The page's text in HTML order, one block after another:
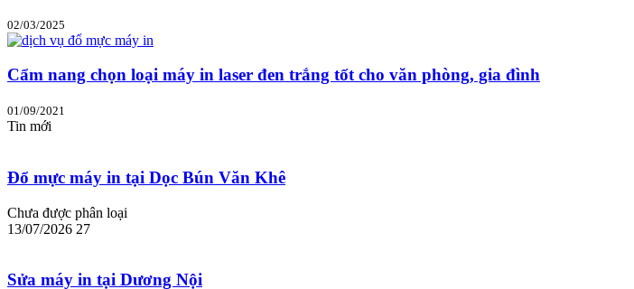
02/03/2025
Cẩm nang chọn loại máy in laser đen trắng tốt cho văn phòng, gia đình
01/09/2021
Tin mới
Đổ mực máy in tại Dọc Bún Văn Khê
Chưa được phân loại
13/07/2026 27
Sửa máy in tại Dương Nội